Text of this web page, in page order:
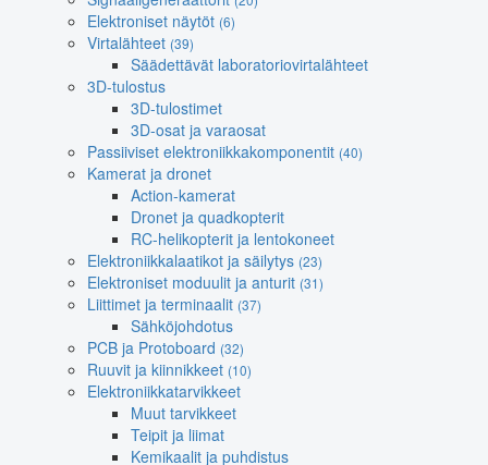
Elektroniset näytöt (6)
Virtalähteet (39)
Säädettävät laboratoriovirtalähteet
3D-tulostus
3D-tulostimet
3D-osat ja varaosat
Passiiviset elektroniikkakomponentit (40)
Kamerat ja dronet
Action-kamerat
Dronet ja quadkopterit
RC-helikopterit ja lentokoneet
Elektroniikkalaatikot ja säilytys (23)
Elektroniset moduulit ja anturit (31)
Liittimet ja terminaalit (37)
Sähköjohdotus
PCB ja Protoboard (32)
Ruuvit ja kiinnikkeet (10)
Elektroniikkatarvikkeet
Muut tarvikkeet
Teipit ja liimat
Kemikaalit ja puhdistus